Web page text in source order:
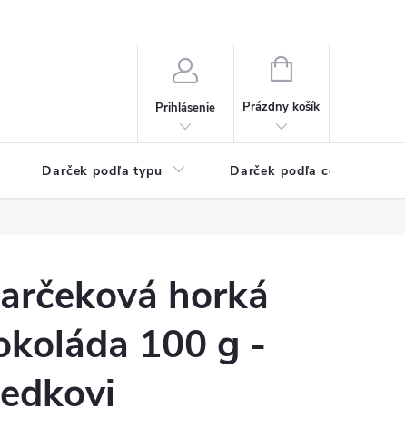
Prihlásenie
NÁKUPNÝ
Prázdny košík
Darček podľa typu Darček podľa ceny
horká
100 g -